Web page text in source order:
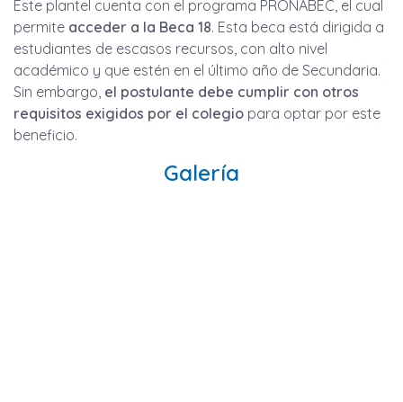
Este plantel cuenta con el programa PRONABEC, el cual
permite acceder a la Beca 18. Esta beca está dirigida a
estudiantes de escasos recursos, con alto nivel
académico y que estén en el último año de Secundaria.
Sin embargo, el postulante debe cumplir con otros
requisitos exigidos por el colegio para optar por este
beneficio.
Galería